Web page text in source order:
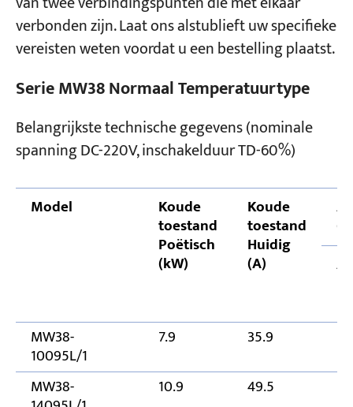
verbonden zijn. Laat ons alstublieft uw specifieke
vereisten weten voordat u een bestelling plaatst.
Serie MW38 Normaal Temperatuurtype
Belangrijkste technische gegevens (nominale
spanning DC-220V, inschakelduur TD-60%)
Model Koude
toestand
Poëtisch
(kW)
Koude
toestand
Huidig
(A)
A
MW38-
10095L/1
7.9 35.9
MW38- 10.9 49.5